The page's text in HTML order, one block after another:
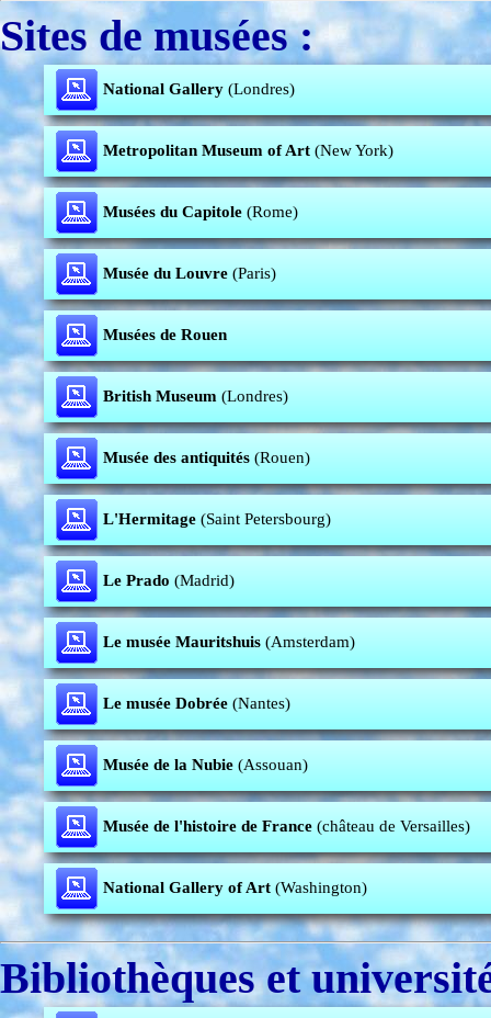
Sites de musées :
National Gallery (Londres)
Metropolitan Museum of Art (New York)
Musées du Capitole (Rome)
Musée du Louvre (Paris)
Musées de Rouen
British Museum (Londres)
Musée des antiquités (Rouen)
L'Hermitage (Saint Petersbourg)
Le Prado (Madrid)
Le musée Mauritshuis (Amsterdam)
Le musée Dobrée (Nantes)
Musée de la Nubie (Assouan)
Musée de l'histoire de France (château de Versailles)
National Gallery of Art (Washington)
Bibliothèques et